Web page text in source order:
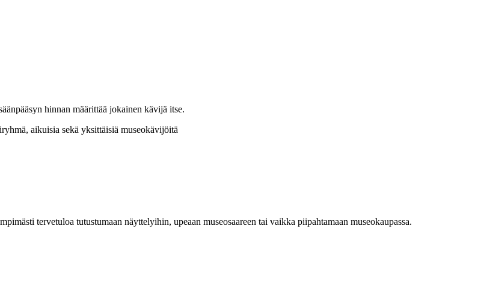
hinnan määrittää jokainen kävijä itse.
tervetuloa tutustumaan näyttelyihin, upeaan museosaareen tai vaikka piipahtamaan museokaupassa.